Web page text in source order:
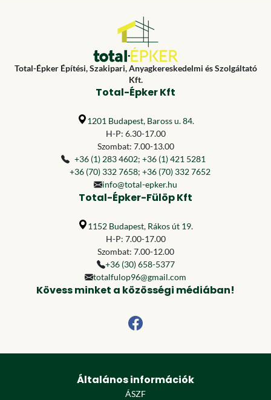
Total-Épker Építési, Szakipari, Anyagkereskedelmi és Szolgáltató
Kft.
Total-Épker Kft
1201 Budapest, Baross u. 84.
H-P: 6.30-17.00
Szombat: 7.00-13.00
+36 (1) 283 4602; +36 (1) 421 5281
+36 (70) 332 7658; +36 (70) 332 7652
info@total-epker.hu
Total-Épker-Fülöp Kft
1152 Budapest, Rákos út 19.
H-P: 7.00-17.00
Szombat: 7.00-12.00
+36 (30) 658-5377
totalfulop96@gmail.com
Kövess minket a közösségi médiában!
Általános információk
ÁSZF